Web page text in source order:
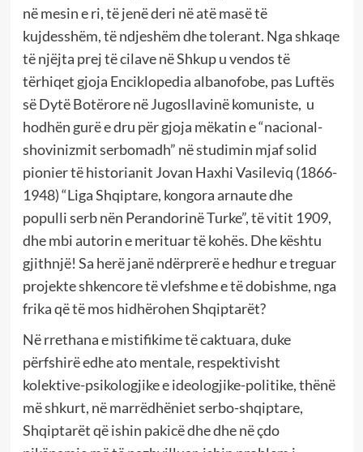
në mesin e ri, të jenë deri në atë masë të
kujdesshëm, të ndjeshëm dhe tolerant. Nga shkaqe
të njëjta prej të cilave në Shkup u vendos të
tërhiqet gjoja Enciklopedia albanofobe, pas Luftës
së Dytë Botërore në Jugosllavinë komuniste, u
hodhën gurë e dru për gjoja mëkatin e “nacional-
shovinizmit serbomadh” në studimin mjaf solid
pionier të historianit Jovan Haxhi Vasileviq (1866-
1948) “Liga Shqiptare, kongora arnaute dhe
populli serb nën Perandorinë Turke”, të vitit 1909,
dhe mbi autorin e merituar të kohës. Dhe kështu
gjithnjë! Sa herë janë ndërprerë e hedhur e treguar
projekte shkencore të vlefshme e të dobishme, nga
frika që të mos hidhërohen Shqiptarët?
Në rrethana e mistifikime të caktuara, duke
përfshirë edhe ato mentale, respektivisht
kolektive-psikologjike e ideologjike-politike, thënë
më shkurt, në marrëdhëniet serbo-shqiptare,
Shqiptarët që ishin pakicë dhe dhe në çdo